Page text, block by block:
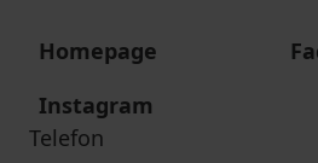
Homepage
Instagram
Telefon